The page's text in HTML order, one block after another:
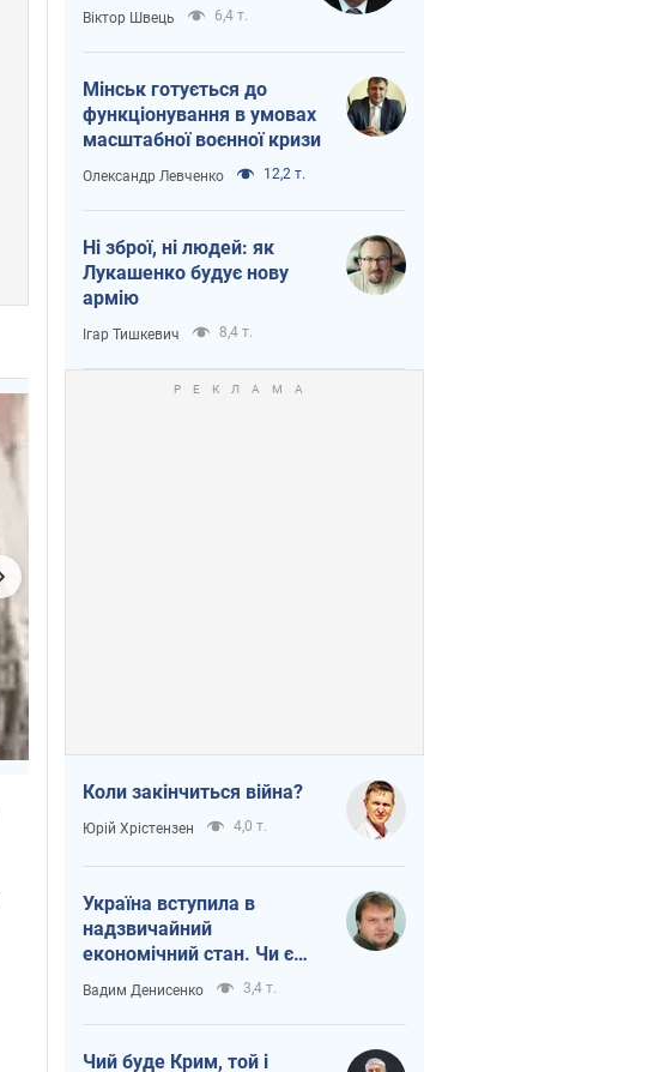
і Путіна?
Віктор Швець 6,4 т.
Мінськ готується до
функціонування в умовах
масштабної воєнної кризи
Олександр Левченко 12,2 т.
Ні зброї, ні людей: як
Лукашенко будує нову
армію
Ігар Тишкевич 8,4 т.
Коли закінчиться війна?
Юрій Хрістензен 4,0 т.
Україна вступила в
надзвичайний
економічний стан. Чи є
світло вкінці тунелю?
Вадим Денисенко 3,4 т.
Чий буде Крим, той і